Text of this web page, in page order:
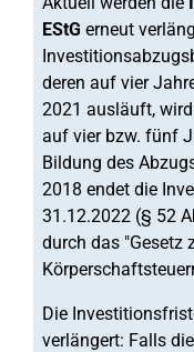
EStG erneut
deren auf vier
2021 ausläuft,
auf vier bzw. fünf
Bildung des
2018 endet die
31.12.2022 (§ 52
durch das "Gesetz
Die
verlängert: Falls